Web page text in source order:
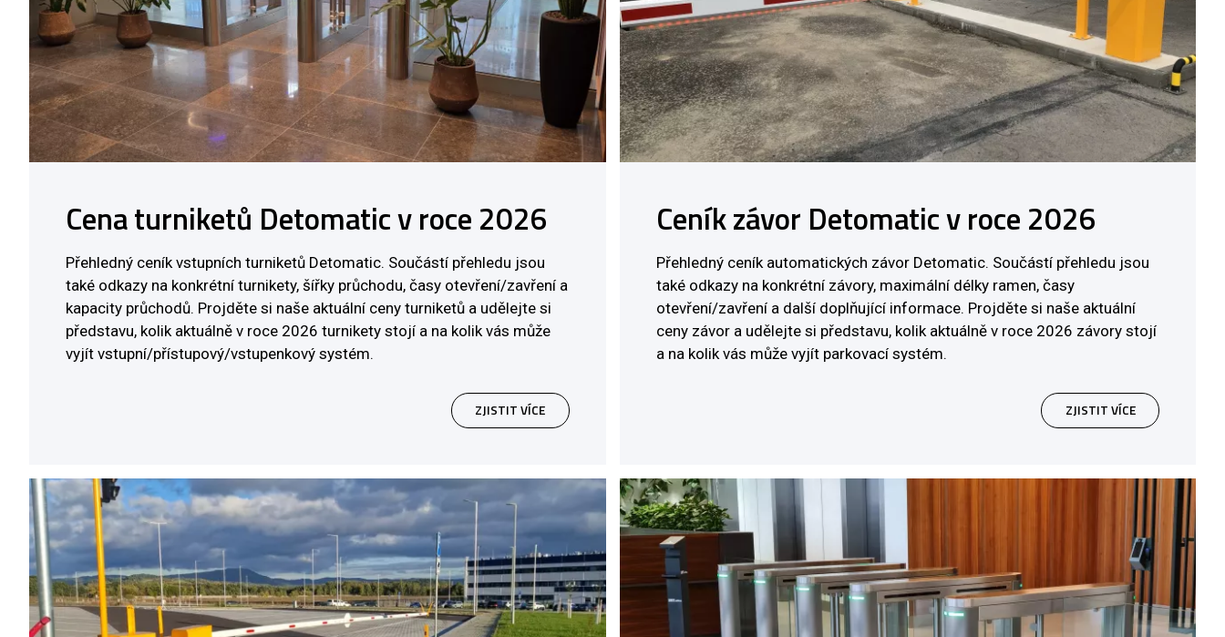
Cena turniketů Detomatic v roce 2026
Přehledný ceník vstupních turniketů Detomatic. Součástí přehledu jsou
také odkazy na konkrétní turnikety, šířky průchodu, časy otevření/zavření a
kapacity průchodů. Projděte si naše aktuální ceny turniketů a udělejte si
představu, kolik aktuálně v roce 2026 turnikety stojí a na kolik vás může
vyjít vstupní/přístupový/vstupenkový systém.
ZJISTIT VÍCE
Ceník závor Detomatic v roce 2026
Přehledný ceník automatických závor Detomatic. Součástí přehledu jsou
také odkazy na konkrétní závory, maximální délky ramen, časy
otevření/zavření a další doplňující informace. Projděte si naše aktuální
ceny závor a udělejte si představu, kolik aktuálně v roce 2026 závory stojí
a na kolik vás může vyjít parkovací systém.
ZJISTIT VÍCE